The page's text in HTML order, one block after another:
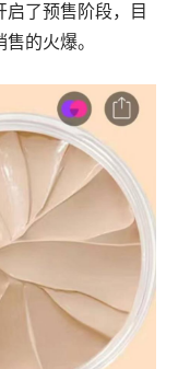
了预售阶段，目
的火爆。